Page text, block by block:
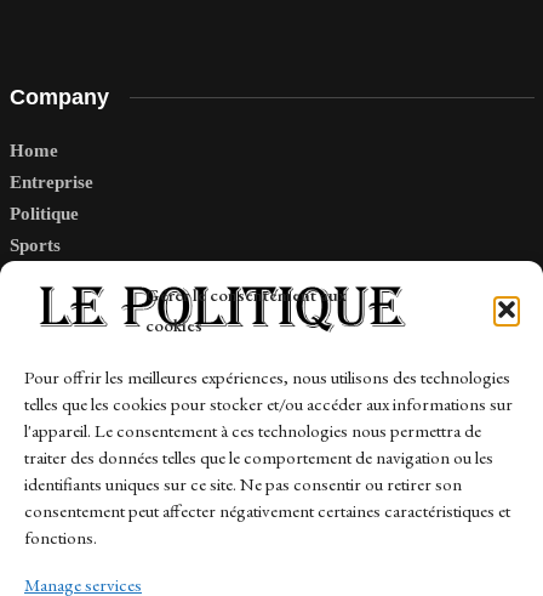
Gérer le consentement aux
cookies
Pour offrir les meilleures expériences, nous utilisons des technologies
telles que les cookies pour stocker et/ou accéder aux informations sur
l'appareil. Le consentement à ces technologies nous permettra de
traiter des données telles que le comportement de navigation ou les
identifiants uniques sur ce site. Ne pas consentir ou retirer son
consentement peut affecter négativement certaines caractéristiques et
fonctions.
Manage services
Company
Home
Entreprise
Politique
Sports
Links
Contact
Sitemap